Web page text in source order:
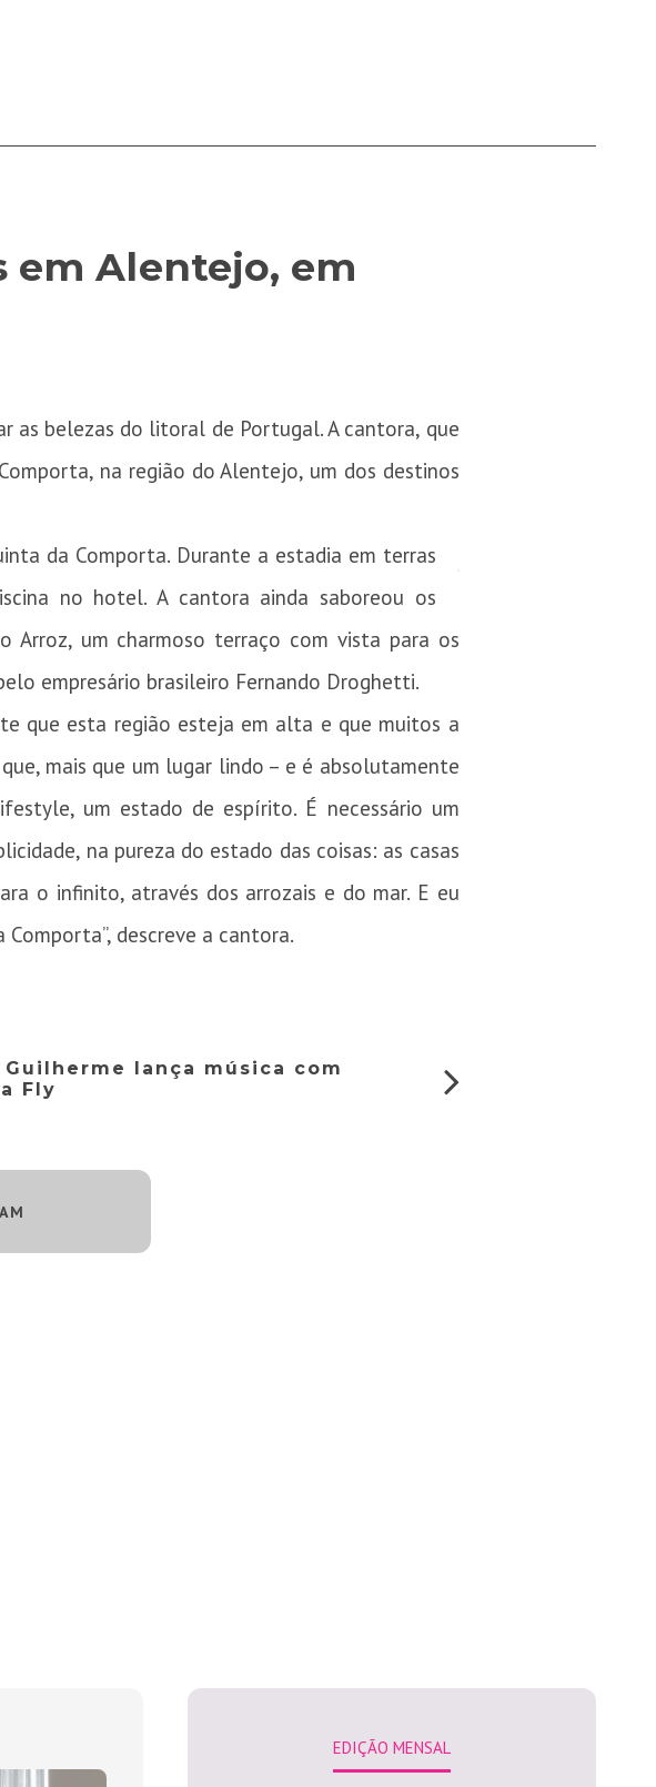
em Alentejo, em
as belezas do litoral de Portugal. A cantora, que
na região do Alentejo, um dos destinos
da Comporta. Durante a estadia em terras
no hotel. A cantora ainda saboreou os
Arroz, um charmoso terraço com vista para os
empresário brasileiro Fernando Droghetti.
que esta região esteja em alta e que muitos a
mais que um lugar lindo – e é absolutamente
um estado de espírito. É necessário um
na pureza do estado das coisas: as casas
o infinito, através dos arrozais e do mar. E eu
descreve a cantora.
Guilherme lança música com
Fly
EDIÇÃO MENSAL